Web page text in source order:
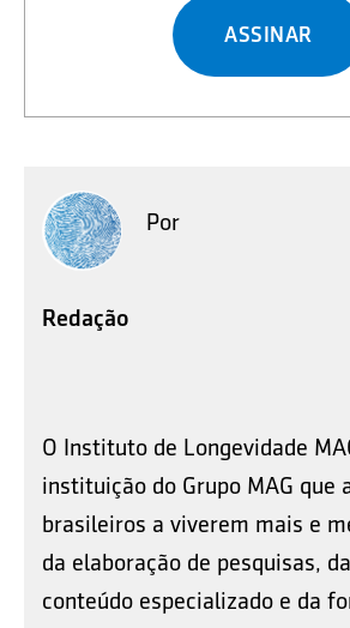
ASSINAR
Por
Redação
O Instituto de Longevidade
instituição do Grupo MAG que
brasileiros a viverem mais e
da elaboração de pesquisas,
conteúdo especializado e da